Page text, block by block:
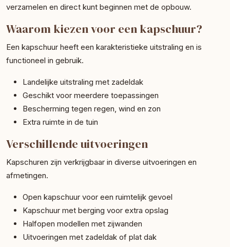
verzamelen en direct kunt beginnen met de opbouw.
Waarom kiezen voor een kapschuur?
Een kapschuur heeft een karakteristieke uitstraling en is
functioneel in gebruik.
Landelijke uitstraling met zadeldak
Geschikt voor meerdere toepassingen
Bescherming tegen regen, wind en zon
Extra ruimte in de tuin
Verschillende uitvoeringen
Kapschuren zijn verkrijgbaar in diverse uitvoeringen en
afmetingen.
Open kapschuur voor een ruimtelijk gevoel
Kapschuur met berging voor extra opslag
Halfopen modellen met zijwanden
Uitvoeringen met zadeldak of plat dak